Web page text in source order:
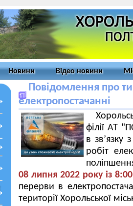
Новини Відео новини
Повідомлення про
електропостачанні
філії АТ
в зв’язку
робіт
08 липня 2022 року із
перерви в
території Хорольської